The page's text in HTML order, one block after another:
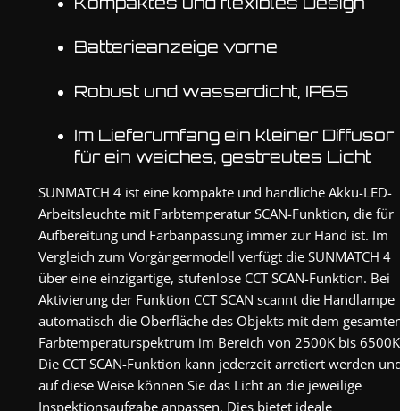
Batterieanzeige vorne
Robust und wasserdicht, IP65
Im Lieferumfang ein kleiner Diffusor
für ein weiches, gestreutes Licht
SUNMATCH 4 ist eine kompakte und handliche Akku-LED-
Arbeitsleuchte mit Farbtemperatur SCAN-Funktion, die für
Aufbereitung und Farbanpassung immer zur Hand ist. Im
Vergleich zum Vorgängermodell verfügt die SUNMATCH 4
über eine einzigartige, stufenlose CCT SCAN-Funktion. Bei
Aktivierung der Funktion CCT SCAN scannt die Handlampe
automatisch die Oberfläche des Objekts mit dem
Farbtemperaturspektrum im Bereich von 2500K bis
Die CCT SCAN-Funktion kann jederzeit arretiert werden
auf diese Weise können Sie das Licht an die jeweilige
Inspektionsaufgabe anpassen. Dies bietet ideale